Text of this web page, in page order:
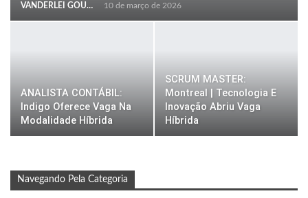
VANDERLEI GOULART 10 de março de 2026
ANALISTA CONTÁBIL:
Indigo Oferece Vaga Na
Modalidade Híbrida
SCRUM MASTER:
Montreal | Tecnologia E
Inovação Abriu Vaga
Híbrida
Navegando Pela Categoria